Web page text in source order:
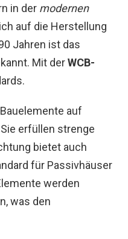
in der modernen
auf die Herstellung
Jahren ist das
Mit derWCB-
auf
erfüllen strenge
bietet auch
für Passivhäuser
werden
was den